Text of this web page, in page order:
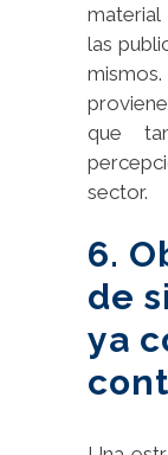
las
que
sector.
6.
de
ya